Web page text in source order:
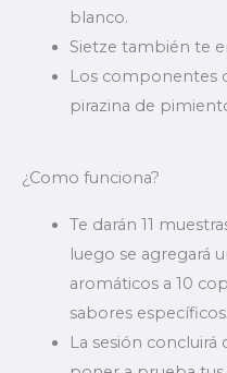
blanco.
Sietze también te
Los componentes
pirazina de
¿Como funciona?
Te darán 11
luego se agregará
aromáticos a 10
sabores específicos.
La sesión concluirá